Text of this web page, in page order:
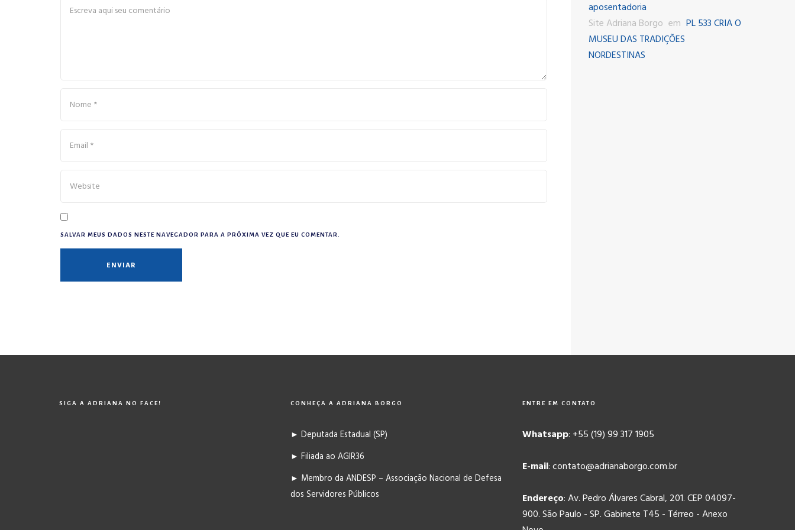
SALVAR MEUS DADOS NESTE NAVEGADOR PARA A PRÓXIMA VEZ QUE EU COMENTAR.
aposentadoria
Site Adriana Borgo em PL 533 CRIA O
MUSEU DAS TRADIÇÕES
NORDESTINAS
SIGA A ADRIANA NO FACE! CONHEÇA A ADRIANA BORGO
► Deputada Estadual (SP)
► Filiada ao AGIR36
► Membro da ANDESP – Associação Nacional de Defesa
dos Servidores Públicos
ENTRE EM CONTATO
Whatsapp: +55 (19) 99 317 1905
E-mail: contato@adrianaborgo.com.br
Endereço: Av. Pedro Álvares Cabral, 201. CEP 04097-
900. São Paulo - SP. Gabinete T45 - Térreo - Anexo